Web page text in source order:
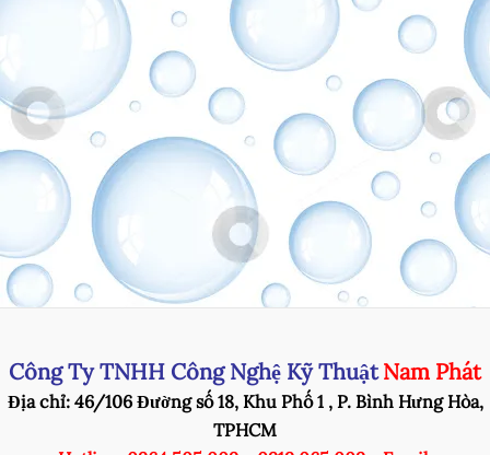
Công Ty TNHH Công Nghệ Kỹ Thuật Nam Phát
Địa chỉ: 46/106 Đường số 18, Khu Phố 1 , P. Bình Hưng Hòa,
TPHCM